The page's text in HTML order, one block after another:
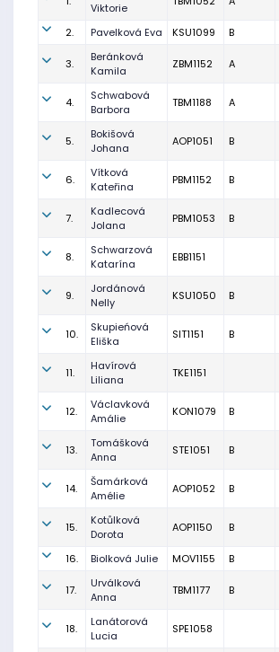
Viktorie
2. Pavelková Eva KSU1099 B
3.
Beránková
Kamila
ZBM1152 A
4.
Schwabová
Barbora
TBM1188 A
5.
Bokišová
Johana
AOP1051 B
6.
Vítková
Kateřina
PBM1152 B
7.
Kadlecová
Jolana
PBM1053 B
8.
Schwarzová
Katarína
EBB1151
9.
Jordánová
Nelly
KSU1050 B
10.
Skupieńová
Eliška
SIT1151 B
11.
Havírová
Liliana
TKE1151
12.
Václavková
Amálie
KON1079 B
13.
Tomášková
Anna
STE1051 B
14.
Šamárková
Amélie
AOP1052 B
15.
Kotůlková
Dorota
AOP1150 B
16. Biolková Julie MOV1155 B
17.
Urválková
Anna
TBM1177 B
18.
Lanátorová
Lucia
SPE1058